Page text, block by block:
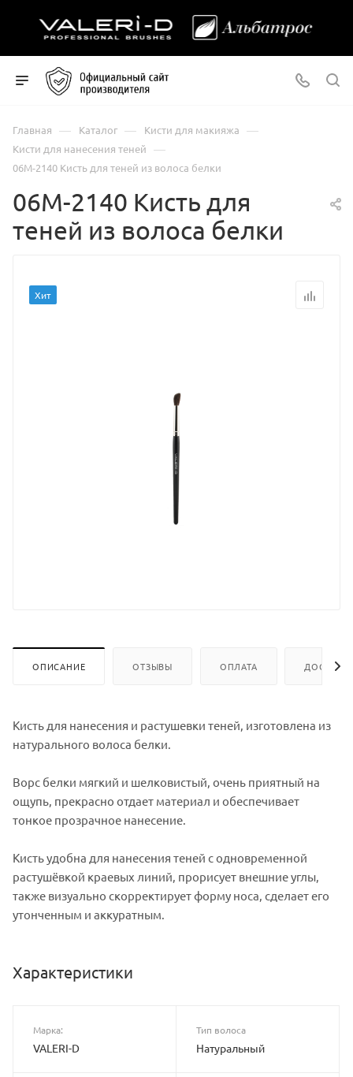
Главная — Каталог — Кисти для макияжа —
Кисти для нанесения теней —
06М-2140 Кисть для теней из волоса белки
06М-2140 Кисть для
теней из волоса белки
Хит
ОПИСАНИЕ ОТЗЫВЫ ОПЛАТА
Кисть для нанесения и растушевки теней, изготовлена из
натурального волоса белки.
Ворс белки мягкий и шелковистый, очень приятный на
ощупь, прекрасно отдает материал и обеспечивает
тонкое прозрачное нанесение.
Кисть удобна для нанесения теней с одновременной
растушёвкой краевых линий, прорисует внешние углы,
также визуально скорректирует форму носа, сделает его
утонченным и аккуратным.
Характеристики
Марка:
VALERI-D
Тип волоса
Натуральный